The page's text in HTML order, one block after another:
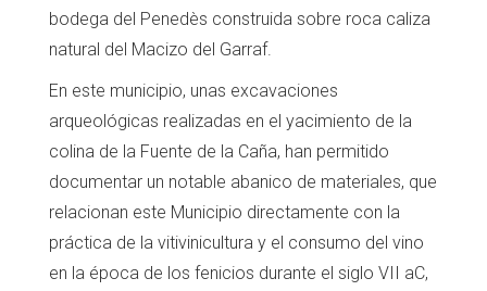
bodega del Penedès construida sobre roca caliza
natural del Macizo del Garraf.
En este municipio, unas excavaciones
arqueológicas realizadas en el yacimiento de la
colina de la Fuente de la Caña, han permitido
documentar un notable abanico de materiales, que
relacionan este Municipio directamente con la
práctica de la vitivinicultura y el consumo del vino
en la época de los fenicios durante el siglo VII aC,